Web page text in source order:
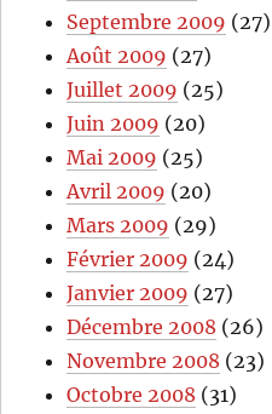
Septembre 2009 (27)
Août 2009 (27)
Juillet 2009 (25)
Juin 2009 (20)
Mai 2009 (25)
Avril 2009 (20)
Mars 2009 (29)
Février 2009 (24)
Janvier 2009 (27)
Décembre 2008 (26)
Novembre 2008 (23)
Octobre 2008 (31)